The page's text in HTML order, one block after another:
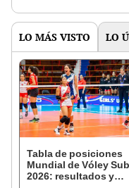
LO MÁS VISTO LO
Tabla de posiciones
Mundial de Vóley
2026: resultados y